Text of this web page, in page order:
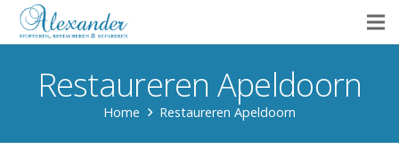
Restaureren Apeldoorn
Home Restaureren Apeldoorn